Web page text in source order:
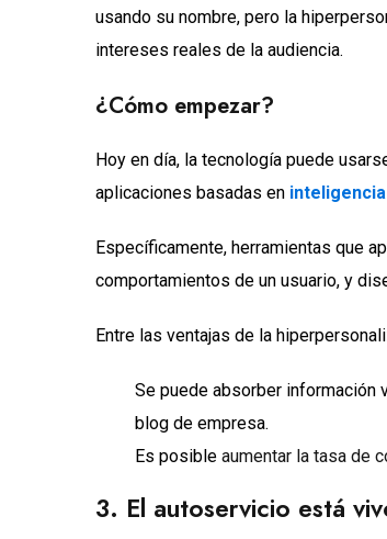
usando su nombre, pero la
intereses reales de la audiencia.
¿Cómo empezar?
Hoy en día, la tecnología puede
aplicaciones basadas en
Específicamente, herramientas que
comportamientos de un usuario, y
Entre las ventajas de la
Se puede absorber información
blog de empresa.
Es posible aumentar la tasa de
3. El autoservicio está